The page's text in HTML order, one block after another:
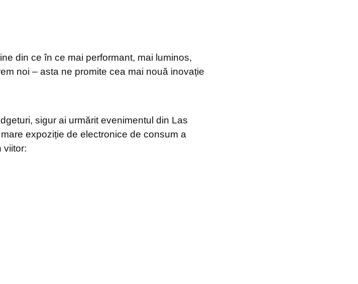
din ce în ce mai performant, mai luminos,
noi – asta ne promite cea mai nouă inovație
sigur ai urmărit evenimentul din Las
expoziție de electronice de consum a
viitor: